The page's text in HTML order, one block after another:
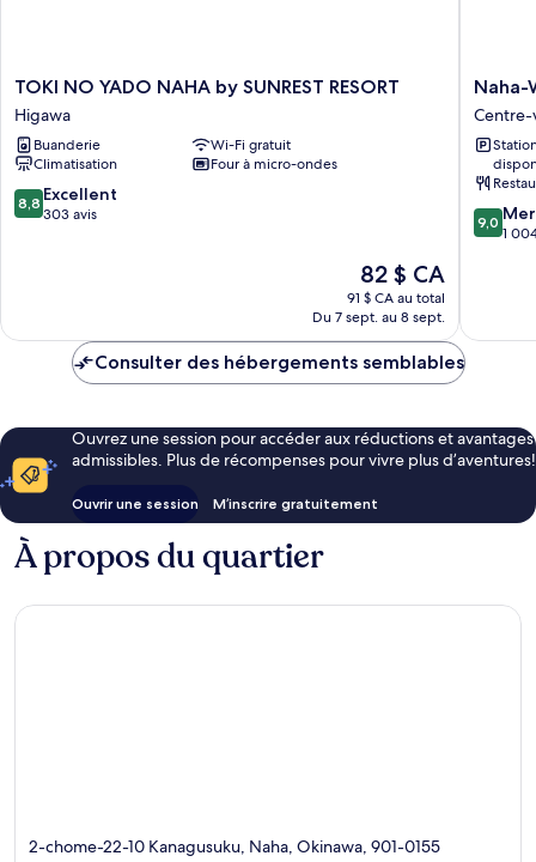
TOKI
NO
YADO
NAHA
by
SUNREST
RESORT
TOKI NO YADO NAHA by SUNREST RESORT
Higawa
Buanderie
Wi-Fi gratuit
Climatisation
Four à micro-ondes
8.8
sur
8,8 Excellent
303 avis
Le
prix
est
82 $ CA
82 $ CA
91 $ CA au total
Du 7 sept. au 8 sept.
Naha-
West
Inn
Centre-
ville
de
Naha
Naha-
Centre-
9.0
sur
9,0
1
Consulter des hébergements semblables
Ouvrez une session pour accéder aux réductions et avantages
admissibles. Plus de récompenses pour vivre plus d’aventures!
Ouvrir une session M’inscrire gratuitement
À propos du quartier
2-chome-22-10 Kanagusuku, Naha, Okinawa, 901-0155